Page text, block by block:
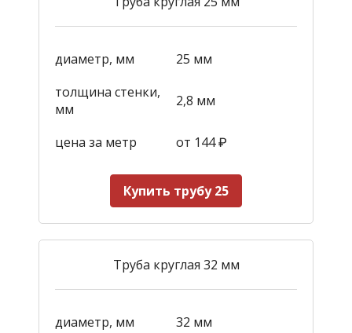
диаметр, мм
25 мм
толщина стенки,
мм
2,8 мм
цена за метр от 144₽
Купить трубу 25
Труба круглая 32 мм
диаметр, мм
32 мм